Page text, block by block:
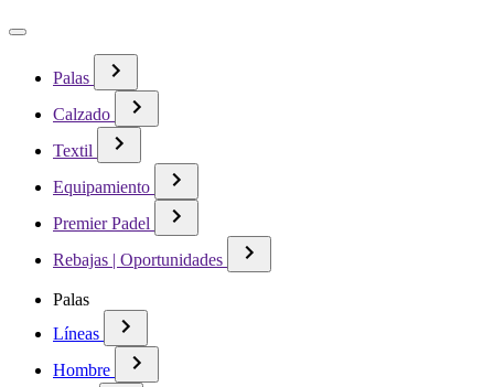
Palas
Calzado
Textil
Equipamiento
Premier Padel
Rebajas | Oportunidades
Palas
Líneas
Hombre